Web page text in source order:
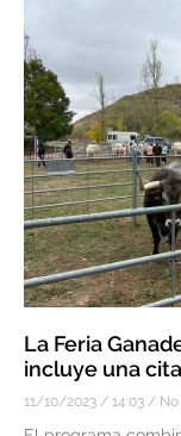
La Feria
incluye una
11/10/2023 14:03